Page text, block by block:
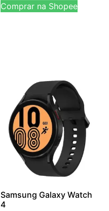
Comprar na Shopee
Samsung Galaxy Watch
4